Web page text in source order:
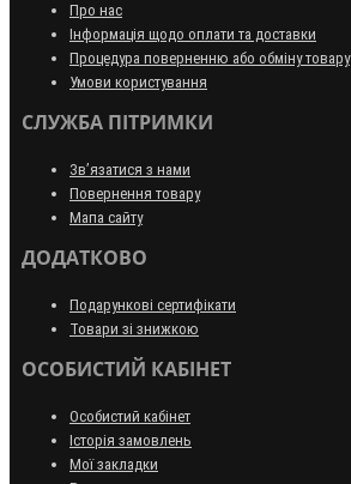
Про нас
Інформація щодо оплати та доставки
Процедура поверненню або обміну товару
Умови користування
СЛУЖБА ПІТРИМКИ
Зв’язатися з нами
Повернення товару
Мапа сайту
ДОДАТКОВО
Подарункові сертифікати
Товари зі знижкою
ОСОБИСТИЙ КАБІНЕТ
Особистий кабінет
Історія замовлень
Мої закладки